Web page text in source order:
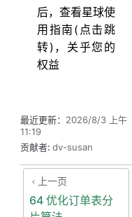
后，查看星球使
用指南(点击跳
转)，关乎您的
权益
最近更新： 2026/8/3 上午
11:19
贡献者: dv-susan
上一页
64 优化订单表分